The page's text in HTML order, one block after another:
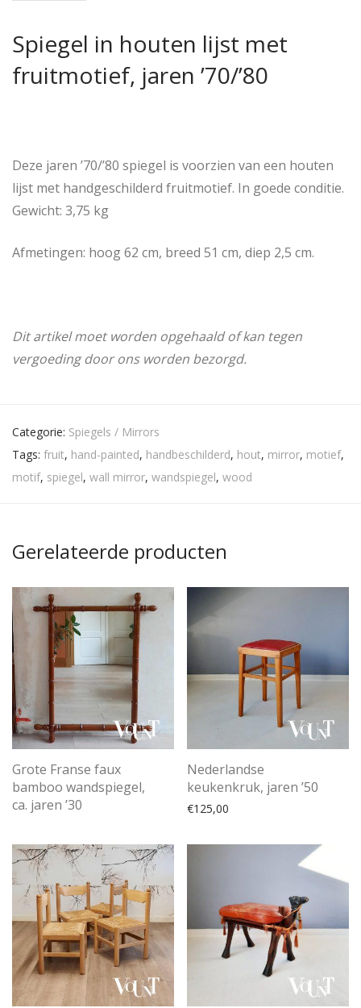
Spiegel in houten lijst met
fruitmotief, jaren ’70/’80
Deze jaren ’70/’80 spiegel is voorzien van een houten
lijst met handgeschilderd fruitmotief. In goede conditie.
Gewicht: 3,75 kg
Afmetingen: hoog 62 cm, breed 51 cm, diep 2,5 cm.
Dit artikel moet worden opgehaald of kan tegen
vergoeding door ons worden bezorgd.
Categorie: Spiegels / Mirrors
Tags: fruit, hand-painted, handbeschilderd, hout, mirror, motief,
motif, spiegel, wall mirror, wandspiegel, wood
Gerelateerde producten
Grote Franse faux
bamboo wandspiegel,
ca. jaren ’30
Nederlandse
keukenkruk, jaren ’50
€125,00